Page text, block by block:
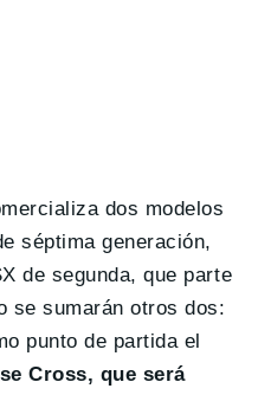
dos modelos
séptima generación,
de segunda, que parte
se sumarán otros dos:
punto de partida el
Cross, que será